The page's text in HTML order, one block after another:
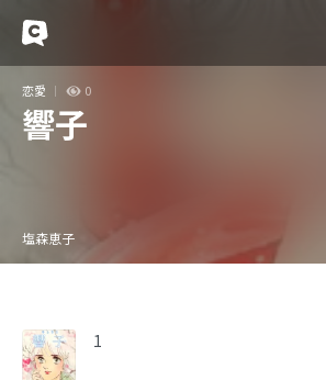
恋愛 0
響子
塩森恵子
1